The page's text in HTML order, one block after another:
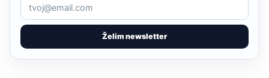
Želim newsletter